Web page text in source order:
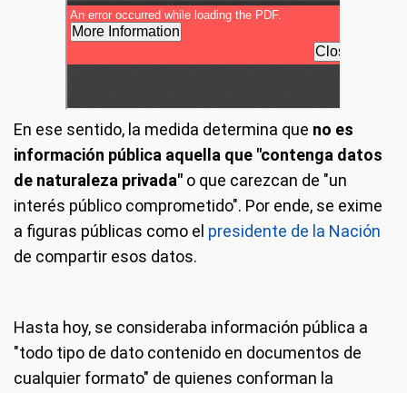
En ese sentido, la medida determina que no es
información pública aquella que "contenga datos
de naturaleza privada" o que carezcan de "un
interés público comprometido". Por ende, se exime
a figuras públicas como el presidente de la Nación
de compartir esos datos.
Hasta hoy, se consideraba información pública a
"todo tipo de dato contenido en documentos de
cualquier formato" de quienes conforman la